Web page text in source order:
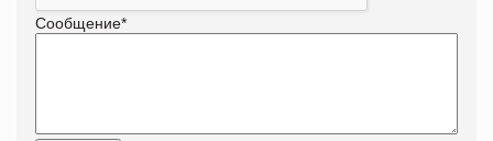
Сообщение*